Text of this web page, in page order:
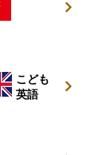
こども
英語